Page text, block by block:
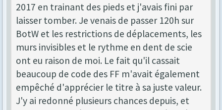
2017 en trainant des pieds et j'avais fini par
laisser tomber. Je venais de passer 120h sur
BotW et les restrictions de déplacements, les
murs invisibles et le rythme en dent de scie
ont eu raison de moi. Le fait qu'il cassait
beaucoup de code des FF m'avait également
empêché d'apprécier le titre à sa juste valeur.
J'y ai redonné plusieurs chances depuis, et